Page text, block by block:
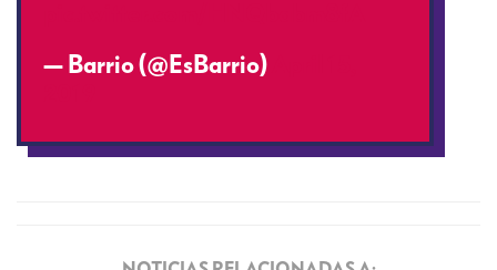
— Barrio (@EsBarrio)